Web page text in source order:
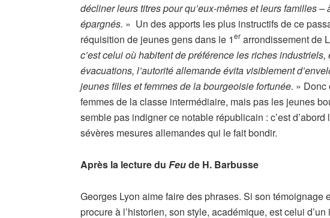
décliner leurs titres pour qu’eux-mêmes et leurs familles –
épargnés. » Un des apports les plus instructifs de ce
réquisition de jeunes gens dans le 1er arrondissement de
c’est celui où habitent de préférence les riches
évacuations, l’autorité allemande évita visiblement
jeunes filles et femmes de la bourgeoisie fortunée. » Donc
femmes de la classe intermédiaire, mais pas les jeunes
semble pas indigner ce notable républicain : c’est
sévères mesures allemandes qui le fait bondir.
Après la lecture duFeude H. Barbusse
Georges Lyon aime faire des phrases. Si son témoignage
procure à l’historien, son style, académique, est celui